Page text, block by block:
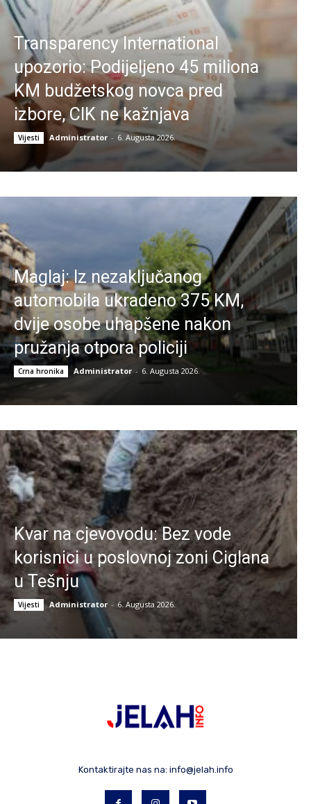
Transparency International
upozorio: Podijeljeno 45 miliona
KM budžetskog novca pred
izbore, CIK ne kažnjava
Vijesti Administrator - 6. Augusta 2026.
Maglaj: Iz nezaključanog
automobila ukradeno 375 KM,
dvije osobe uhapšene nakon
pružanja otpora policiji
Crna hronika Administrator - 6. Augusta 2026.
Kvar na cjevovodu: Bez vode
korisnici u poslovnoj zoni Ciglana
u Tešnju
Vijesti Administrator - 6. Augusta 2026.
Kontaktirajte nas na: info@jelah.info